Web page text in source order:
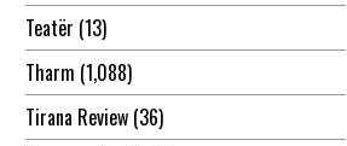
Teatër (13)
Tharm (1,088)
Tirana Review(36)